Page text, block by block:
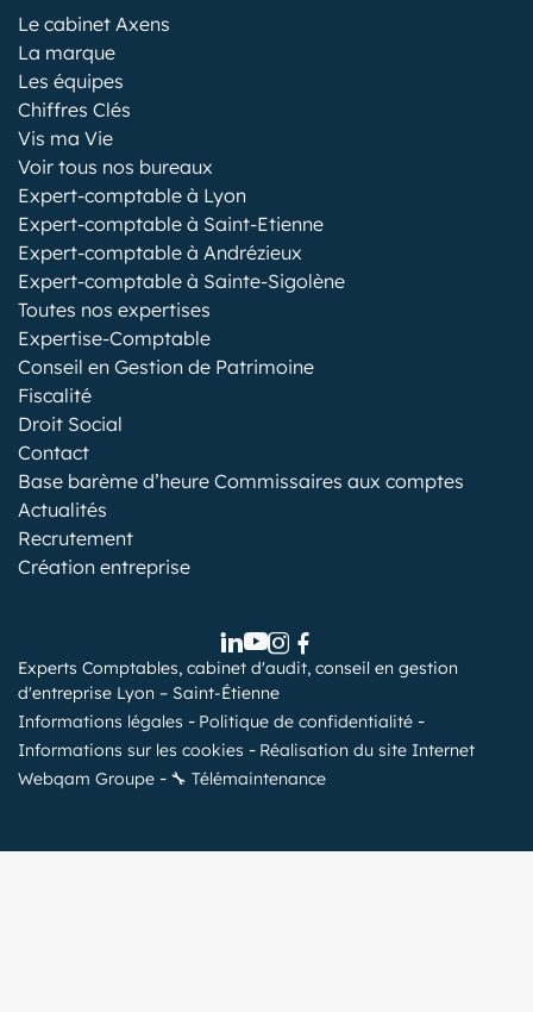
Le cabinet Axens
La marque
Les équipes
Chiffres Clés
Vis ma Vie
Voir tous nos bureaux
Expert-comptable à Lyon
Expert-comptable à Saint-Etienne
Expert-comptable à Andrézieux
Expert-comptable à Sainte-Sigolène
Toutes nos expertises
Expertise-Comptable
Conseil en Gestion de Patrimoine
Fiscalité
Droit Social
Contact
Base barème d’heure Commissaires aux comptes
Actualités
Recrutement
Création entreprise
Experts Comptables, cabinet d'audit, conseil en gestion
d'entreprise Lyon – Saint-Étienne
Informations légales
Politique de confidentialité
Informations sur les cookies
Réalisation du site Internet
Webqam Groupe
🔧 Télémaintenance